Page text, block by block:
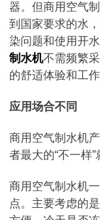
器。但商用空气
到国家要求的水
染问题和使用开
制水机不需频繁
的舒适体验和工作
应用场合不同
商用空气制水机
者最大的“不一样”
商用空气制水机
点。主要考虑的